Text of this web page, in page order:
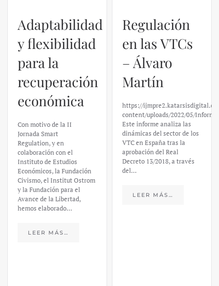
Regulación
en las VTCs
– Álvaro
Martín
https://ijmpre2.katarsisdigital.com/wp-
content/uploads/2022/05/Informe_sobre_las_VTC.pdf
Este informe analiza las
dinámicas del sector de los
VTC en España tras la
aprobación del Real
Decreto 13/2018, a través
del…
LEER MÁS…
El caso de
Silicon
Valley Bank:
un análisis
financiero –
Daniel
Fernández